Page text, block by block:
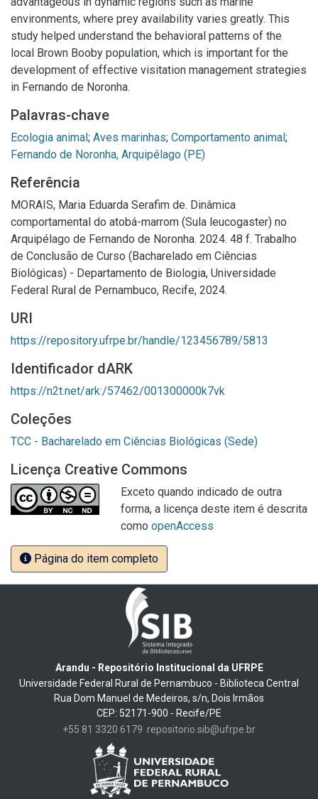
environments, where prey availability varies greatly. This
study helped understand the behavioral patterns of the
local Brown Booby population, which is important for the
development of effective visitation management strategies
in Fernando de Noronha.
Palavras-chave
Ecologia animal; Aves marinhas; Comportamento animal;
Fernando de Noronha, Arquipélago (PE)
Referência
MORAIS, Maria Eduarda Serafim de. Dinâmica
comportamental do atobá-marrom (Sula leucogaster) no
Arquipélago de Fernando de Noronha. 2024. 48 f. Trabalho
de Conclusão de Curso (Bacharelado em Ciências
Biológicas) - Departamento de Biologia, Universidade
Federal Rural de Pernambuco, Recife, 2024.
URI
https://repository.ufrpe.br/handle/123456789/5813
Identificador dARK
https://n2t.net/ark:/57462/001300000k7vk
Coleções
TCC - Bacharelado em Ciências Biológicas (Sede)
Licença Creative Commons
Exceto quando indicado de outra
forma, a licença deste item é descrita
como openAccess
Página do item completo
Arandu - Repositório Institucional da UFRPE
Universidade Federal Rural de Pernambuco - Biblioteca Central
Rua Dom Manuel de Medeiros, s/n, Dois Irmãos
CEP: 52171-900 - Recife/PE
+55 81 3320 6179 repositorio.sib@ufrpe.br